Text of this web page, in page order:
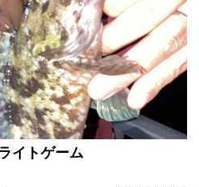
イトゲーム